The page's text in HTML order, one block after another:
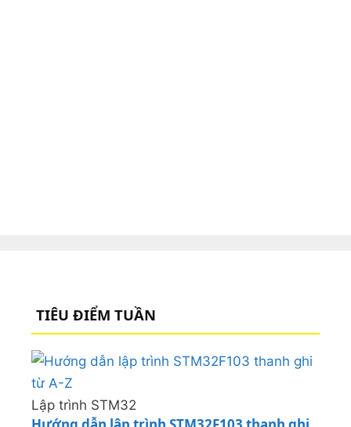
TIÊU ĐIỂM TUẦN
Lập trình STM32